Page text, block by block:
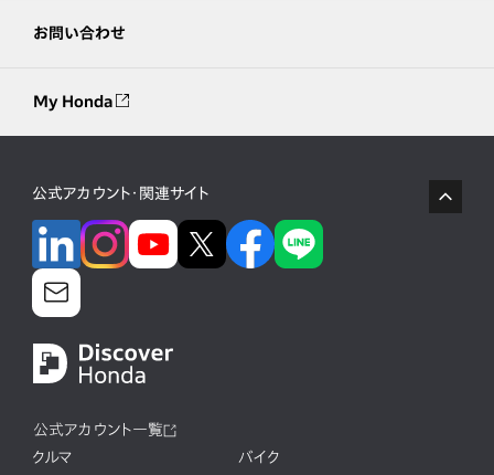
お問い合わせ
My Honda
公式アカウント・関連サイト
公式アカウント一覧
クルマ
バイク